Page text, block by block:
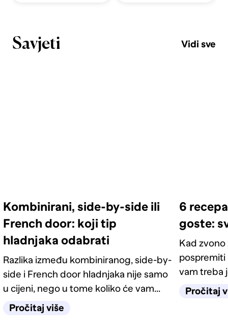
Savjeti Vidi sve
Kombinirani, side-by-side ili
French door: koji tip
hladnjaka odabrati
Razlika između kombiniranog, side-by-
side i French door hladnjaka nije samo
u cijeni, nego u tome koliko će vam
život u kuhinji biti jednostavan
Pročitaj više
6
goste:
Kad
pospremiti
vam treba
ideja koje
Pročitaj